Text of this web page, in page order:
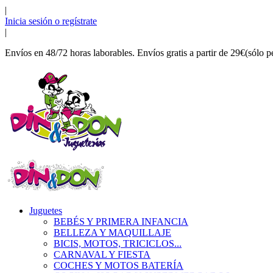
|
Inicia sesión o regístrate
|
Envíos en 48/72 horas laborables. Envíos gratis a partir de 29€(sólo
Juguetes
BEBÉS Y PRIMERA INFANCIA
BELLEZA Y MAQUILLAJE
BICIS, MOTOS, TRICICLOS...
CARNAVAL Y FIESTA
COCHES Y MOTOS BATERÍA